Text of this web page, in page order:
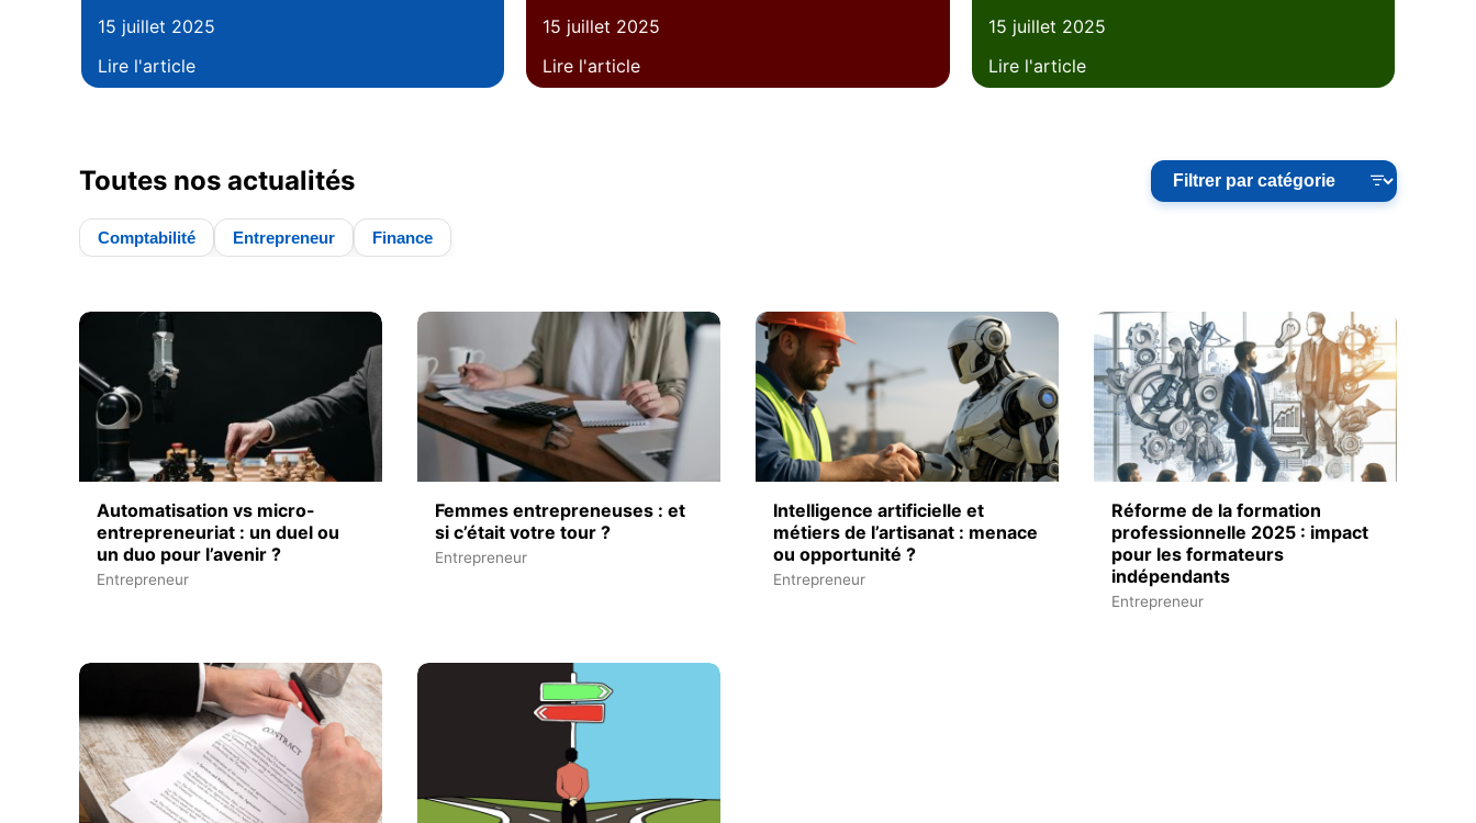
15 juillet 2025
Lire l'article
15 juillet 2025
Lire l'article
15 juillet 2025
Lire l'article
Toutes nos actualités
Comptabilité Entrepreneur Finance
Automatisation vs micro-
entrepreneuriat : un duel ou
un duo pour l’avenir ?
Entrepreneur
Femmes entrepreneuses : et
si c’était votre tour ?
Entrepreneur
Intelligence artificielle et
métiers de l’artisanat : menace
ou opportunité ?
Entrepreneur
Réforme de la formation
professionnelle 2025 : impact
pour les formateurs
indépendants
Entrepreneur